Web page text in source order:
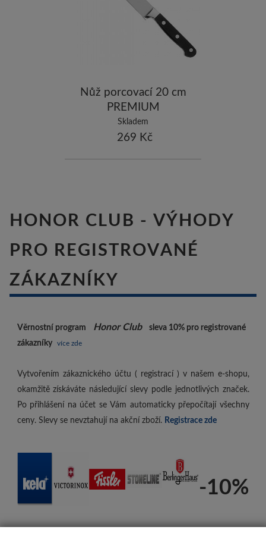
Nůž porcovací 20 cm
PREMIUM
Skladem
269 Kč
HONOR CLUB - VÝHODY
PRO REGISTROVANÉ
ZÁKAZNÍKY
Věrnostní program Honor Club sleva 10% pro registrované
zákazníky více zde
Vytvořením zákaznického účtu ( registrací ) v našem e-shopu,
okamžitě získáváte následující slevy podle jednotlivých značek.
Po přihlášení na účet se Vám automaticky přepočítají všechny
ceny. Slevy se nevztahují na akční zboží. Registrace zde
-10%
ostatní značky